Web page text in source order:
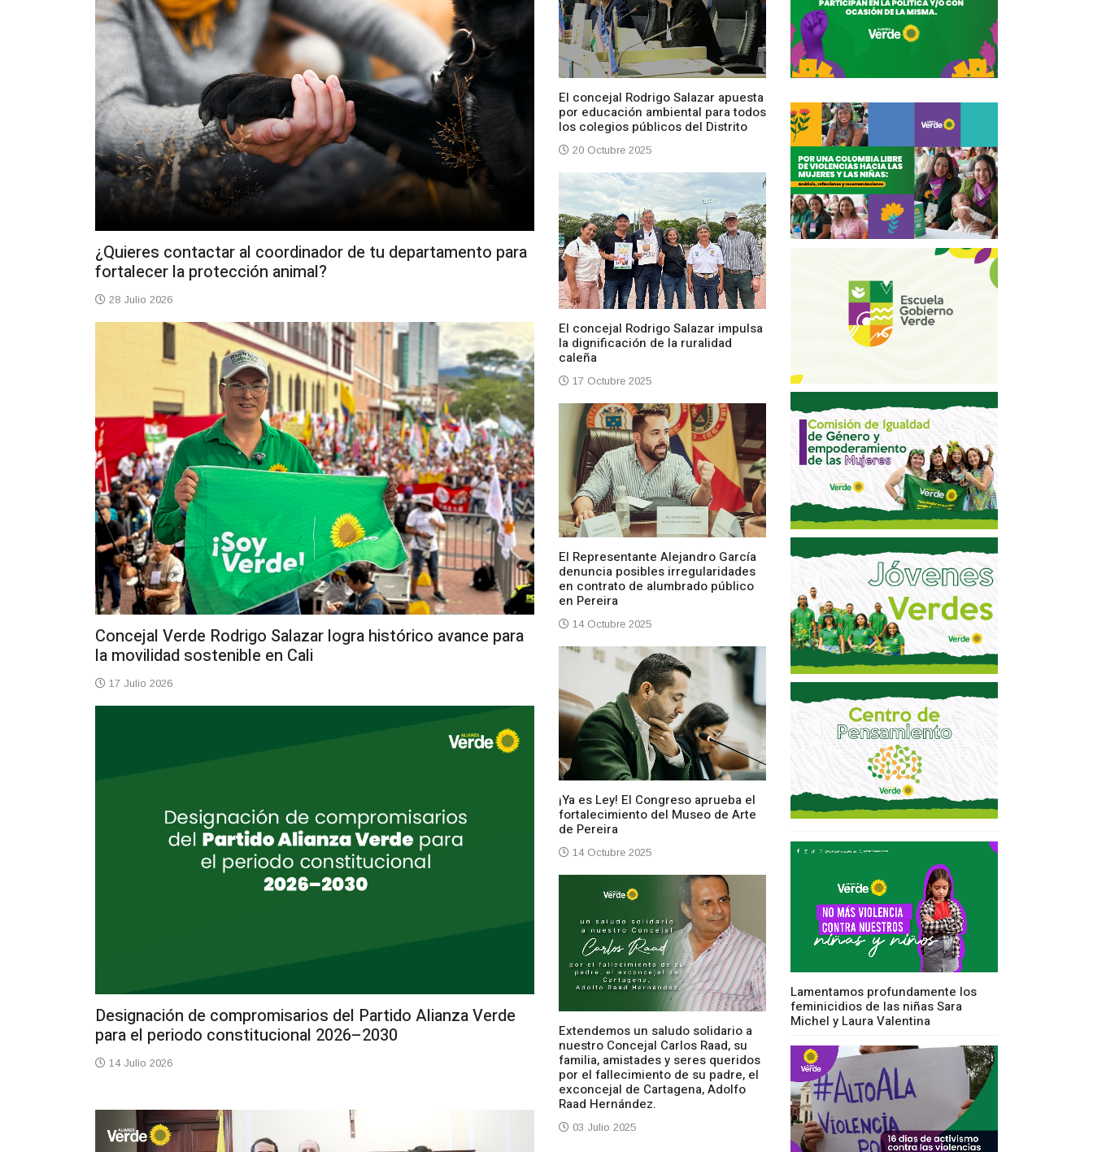
¿Quieres contactar al coordinador de tu departamento para
fortalecer la protección animal?
28 Julio 2026
Concejal Verde Rodrigo Salazar logra histórico avance para
la movilidad sostenible en Cali
17 Julio 2026
Designación de compromisarios del Partido Alianza Verde
para el periodo constitucional 2026–2030
14 Julio 2026
El concejal Rodrigo Salazar apuesta
por educación ambiental para todos
los colegios públicos del Distrito
20 Octubre 2025
El concejal Rodrigo Salazar impulsa
la dignificación de la ruralidad
caleña
17 Octubre 2025
El Representante Alejandro García
denuncia posibles irregularidades
en contrato de alumbrado público
en Pereira
14 Octubre 2025
¡Ya es Ley! El Congreso aprueba el
fortalecimiento del Museo de Arte
de Pereira
14 Octubre 2025
Extendemos un saludo solidario a
nuestro Concejal Carlos Raad, su
familia, amistades y seres queridos
por el fallecimiento de su padre, el
exconcejal de Cartagena, Adolfo
Raad Hernández.
03 Julio 2025
Lamentamos profundamente los
feminicidios de las niñas Sara
Michel y Laura Valentina